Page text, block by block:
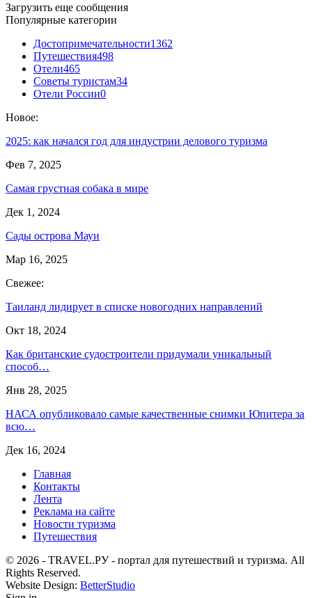
Загрузить еще сообщения
Популярные категории
Достопримечательности1362
Путешествия498
Отели465
Советы туристам34
Отели России0
Новое:
2025: как начался год для индустрии делового туризма
Фев 7, 2025
Самая грустная собака в мире
Дек 1, 2024
Сады острова Мауи
Мар 16, 2025
Свежее:
Таиланд лидирует в списке новогодних направлений
Окт 18, 2024
Как британские судостроители придумали уникальный
способ…
Янв 28, 2025
НАСА опубликовало самые качественные снимки Юпитера за
всю…
Дек 16, 2024
Главная
Контакты
Лента
Реклама на сайте
Новости туризма
Путешествия
© 2026 - TRAVEL.РУ - портал для путешествий и туризма. All
Rights Reserved.
Website Design: BetterStudio